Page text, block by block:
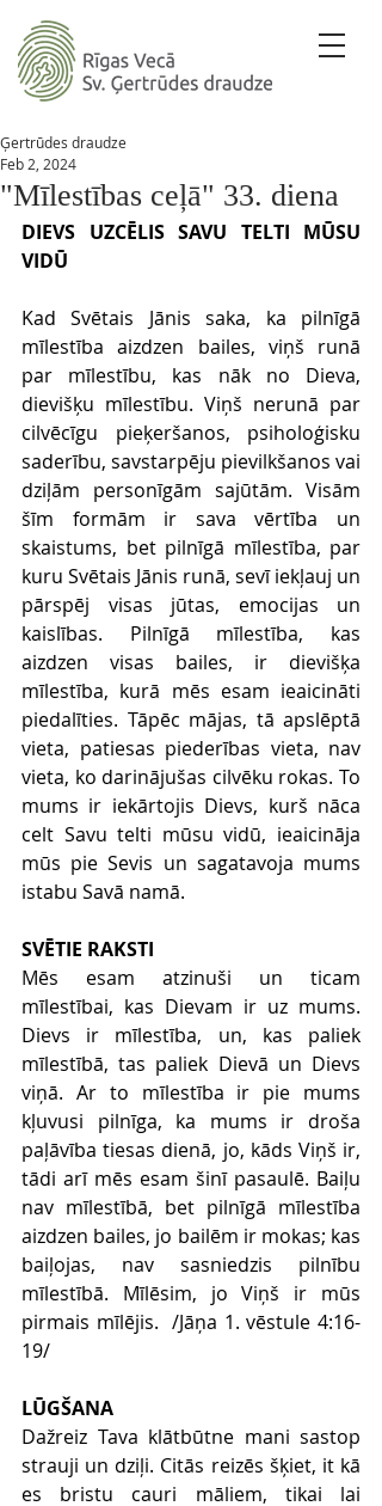
"Mīlestības ceļā" 33. diena
Ģertrūdes draudze
Feb 2, 2024
DIEVS UZCĒLIS SAVU TELTI MŪSU
VIDŪ
Kad Svētais Jānis saka, ka pilnīgā
mīlestība aizdzen bailes, viņš runā
par mīlestību, kas nāk no Dieva,
dievišķu mīlestību. Viņš nerunā par
cilvēcīgu pieķeršanos, psiholoģisku
saderību, savstarpēju pievilkšanos vai
dziļām personīgām sajūtām. Visām
šīm formām ir sava vērtība un
skaistums, bet pilnīgā mīlestība, par
kuru Svētais Jānis runā, sevī iekļauj un
pārspēj visas jūtas, emocijas un
kaislības. Pilnīgā mīlestība, kas
aizdzen visas bailes, ir dievišķa
mīlestība, kurā mēs esam ieaicināti
piedalīties. Tāpēc mājas, tā apslēptā
vieta, patiesas piederības vieta, nav
vieta, ko darinājušas cilvēku rokas. To
mums ir iekārtojis Dievs, kurš nāca
celt Savu telti mūsu vidū, ieaicināja
mūs pie Sevis un sagatavoja mums
istabu Savā namā.
SVĒTIE RAKSTI
Mēs esam atzinuši un ticam
mīlestībai, kas Dievam ir uz mums.
Dievs ir mīlestība, un, kas paliek
mīlestībā, tas paliek Dievā un Dievs
viņā. Ar to mīlestība ir pie mums
kļuvusi pilnīga, ka mums ir droša
paļāvība tiesas dienā, jo, kāds Viņš ir,
tādi arī mēs esam šinī pasaulē. Baiļu
nav mīlestībā, bet pilnīgā mīlestība
aizdzen bailes, jo bailēm ir mokas; kas
baiļojas, nav sasniedzis pilnību
mīlestībā. Mīlēsim, jo Viņš ir mūs
pirmais mīlējis.  /Jāņa 1. vēstule 4:16-
19/
LŪGŠANA
Dažreiz Tava klātbūtne mani sastop
strauji un dziļi. Citās reizēs šķiet, it kā
es bristu cauri māliem, tikai lai